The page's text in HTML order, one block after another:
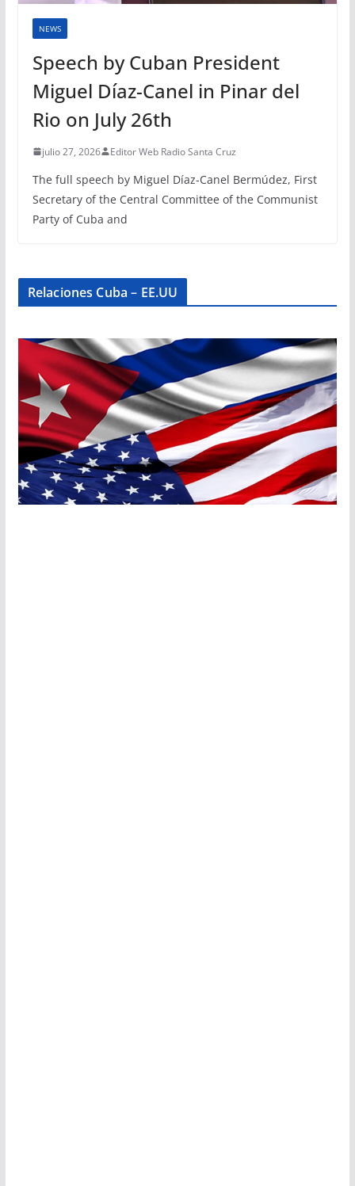
NEWS
Speech by Cuban President
Miguel Díaz-Canel in Pinar del
Rio on July 26th
julio 27, 2026 Editor Web Radio Santa Cruz
The full speech by Miguel Díaz-Canel Bermúdez, First
Secretary of the Central Committee of the Communist
Party of Cuba and
Relaciones Cuba – EE.UU